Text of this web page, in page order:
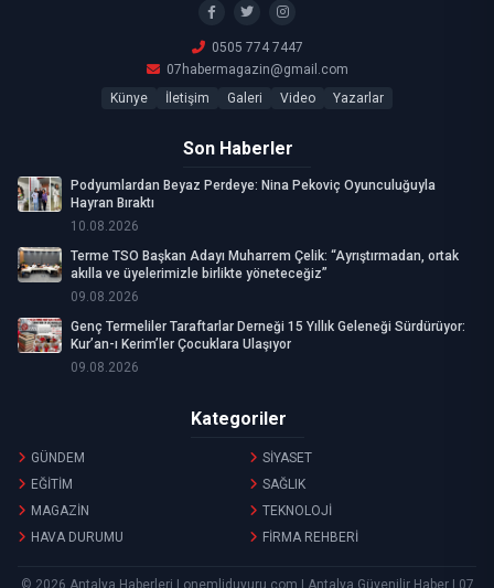
0505 774 7447
07habermagazin@gmail.com
Künye
İletişim Galeri Video Yazarlar
Son Haberler
Podyumlardan Beyaz Perdeye: Nina Pekoviç Oyunculuğuyla
Hayran Bıraktı
10.08.2026
Terme TSO Başkan Adayı Muharrem Çelik: “Ayrıştırmadan, ortak
akılla ve üyelerimizle birlikte yöneteceğiz”
09.08.2026
Genç Termeliler Taraftarlar Derneği 15 Yıllık Geleneği Sürdürüyor:
Kur’an-ı Kerim’ler Çocuklara Ulaşıyor
09.08.2026
Kategoriler
GÜNDEM
SİYASET
EĞİTİM
SAĞLIK
MAGAZİN
TEKNOLOJİ
HAVA DURUMU
FİRMA REHBERİ
© 2026 Antalya Haberleri | onemliduyuru.com | Antalya Güvenilir Haber | 07